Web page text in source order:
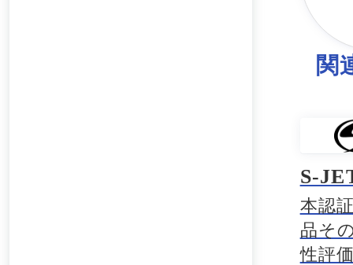
関
S-
本認
品そ
性評